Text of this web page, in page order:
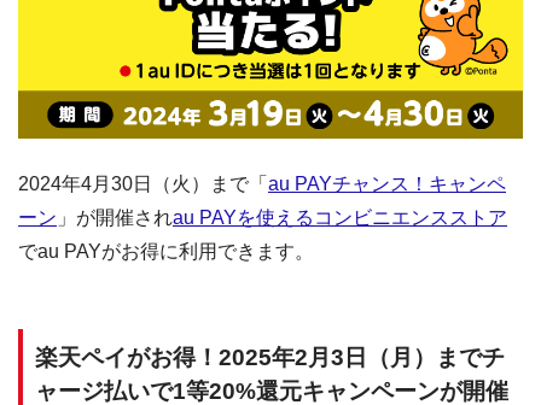
2024年4月30日（火）まで「 au PAYチャンス！キャンペ
ーン 」が開催されau PAYを使えるコンビニエンスストア
でau PAYがお得に利用できます。
楽天ペイがお得！2025年2月3日（月）までチ
ャージ払いで1等20%還元キャンペーンが開催